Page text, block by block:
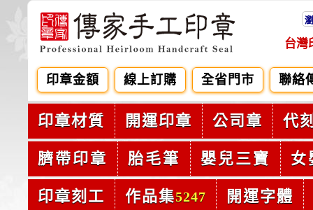
台灣
印章金額 線上訂購 全省門市 聯絡
印章材質 開運印章 公司章 代
臍帶印章 胎毛筆 嬰兒三寶 女
印章刻工 作品集5247 開運字體